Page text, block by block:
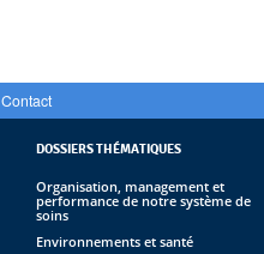
Contact
DOSSIERS THÉMATIQUES
Organisation, management et
performance de notre système de
soins
Environnements et santé